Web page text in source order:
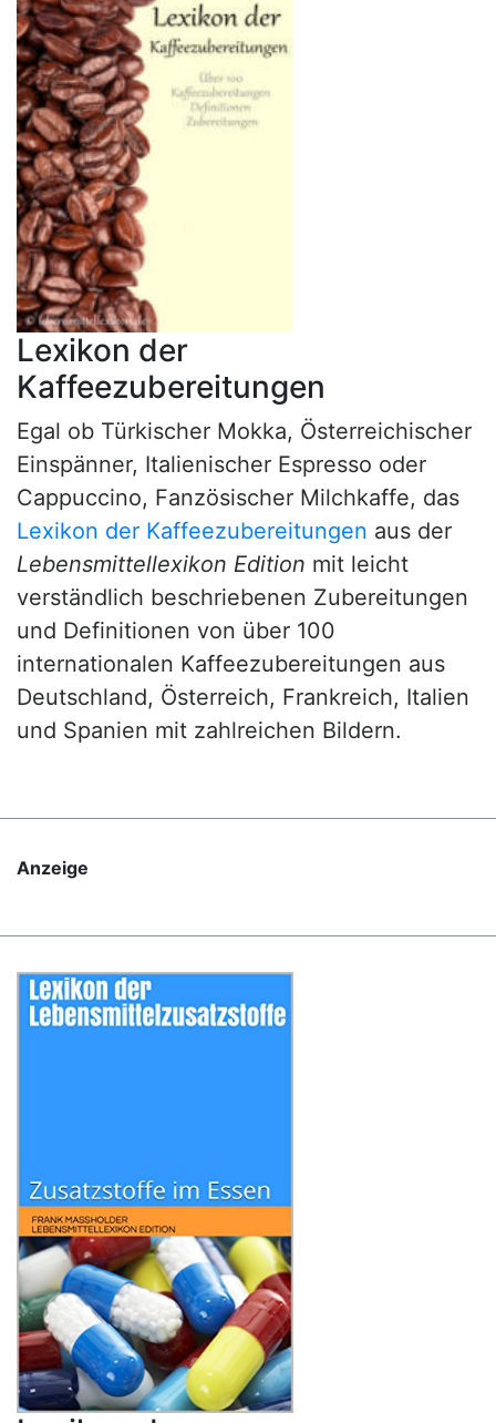
Lexikon der
Kaffeezubereitungen
Egal ob Türkischer Mokka, Österreichischer
Einspänner, Italienischer Espresso oder
Cappuccino, Fanzösischer Milchkaffe, das
Lexikon der Kaffeezubereitungen aus der
Lebensmittellexikon Edition mit leicht
verständlich beschriebenen Zubereitungen
und Definitionen von über 100
internationalen Kaffeezubereitungen aus
Deutschland, Österreich, Frankreich, Italien
und Spanien mit zahlreichen Bildern.
Anzeige